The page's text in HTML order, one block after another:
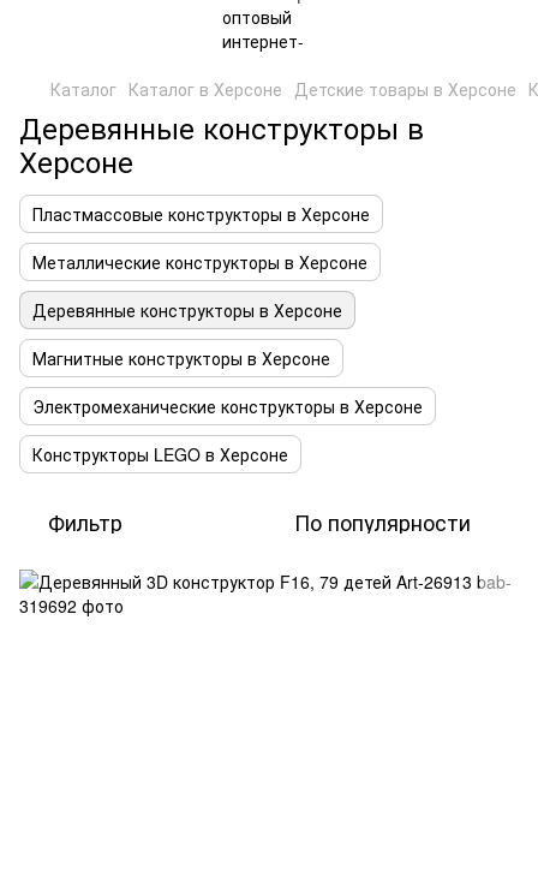
Каталог Каталог в Херсоне Детские товары в Херсоне
Деревянные конструкторы в
Херсоне
Пластмассовые конструкторы в Херсоне
Металлические конструкторы в Херсоне
Деревянные конструкторы в Херсоне
Магнитные конструкторы в Херсоне
Электромеханические конструкторы в Херсоне
Конструкторы LEGO в Херсоне
Фильтр По популярности